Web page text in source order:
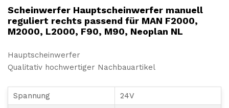
Scheinwerfer Hauptscheinwerfer manuell
reguliert rechts passend für MAN F2000,
M2000, L2000, F90, M90, Neoplan NL
Hauptscheinwerfer
Qualitativ hochwertiger Nachbauartikel
Spannung
24V